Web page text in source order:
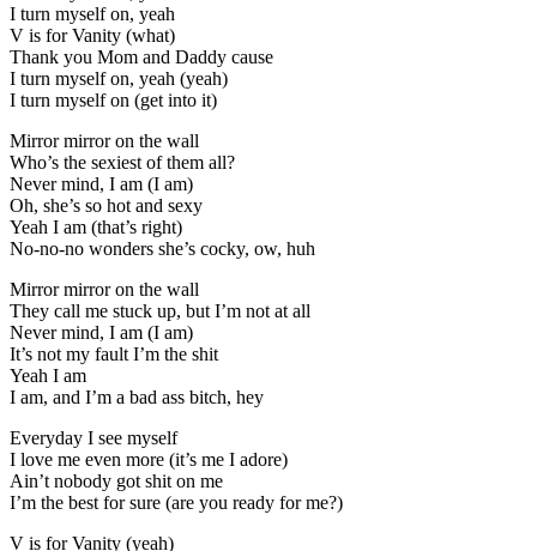
I turn myself on, yeah
V is for Vanity (what)
Thank you Mom and Daddy cause
I turn myself on, yeah (yeah)
I turn myself on (get into it)
Mirror mirror on the wall
Who’s the sexiest of them all?
Never mind, I am (I am)
Oh, she’s so hot and sexy
Yeah I am (that’s right)
No-no-no wonders she’s cocky, ow, huh
Mirror mirror on the wall
They call me stuck up, but I’m not at all
Never mind, I am (I am)
It’s not my fault I’m the shit
Yeah I am
I am, and I’m a bad ass bitch, hey
Everyday I see myself
I love me even more (it’s me I adore)
Ain’t nobody got shit on me
I’m the best for sure (are you ready for me?)
V is for Vanity (yeah)